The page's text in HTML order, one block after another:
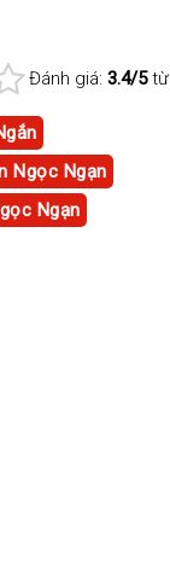
Đánh giá: 3.4/5từ
Ngọc Ngạn
Ngạn